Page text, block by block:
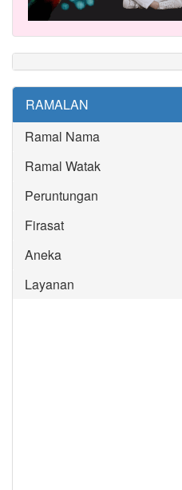
RAMALAN
Ramal Nama
Ramal Watak
Peruntungan
Firasat
Aneka
Layanan